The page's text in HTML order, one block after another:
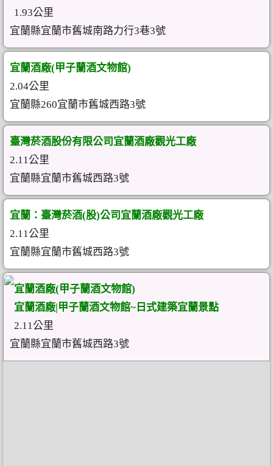
1.93公里
宜蘭縣宜蘭市舊城南路力行3巷3號
宜蘭酒廠(甲子蘭酒文物館)
2.04公里
宜蘭縣260宜蘭市舊城西路3號
臺灣菸酒股份有限公司宜蘭酒廠觀光工廠
2.11公里
宜蘭縣宜蘭市舊城西路3號
宜蘭：臺灣菸酒(股)公司宜蘭酒廠觀光工廠
2.11公里
宜蘭縣宜蘭市舊城西路3號
宜蘭酒廠(甲子蘭酒文物館)
宜蘭酒廠|甲子蘭酒文物館~日式建築宜蘭景點
2.11公里
宜蘭縣宜蘭市舊城西路3號